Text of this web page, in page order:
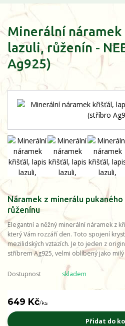
Minerální
lazuli, růženín -
Ag925)
Náramek z minerálu
růženínu
Elegantní a něžný minerální náramek z
který Vám rozzáří den. Toto spojení
mezilidských vztazích. Je to jeden z
stříbrem Ag925, velmi oblíbený jako
Dostupnost skladem
649 Kč/ks
Přidat do